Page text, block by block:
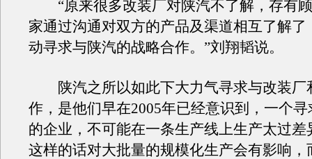
“原来很多改装厂对陕汽不了解，存有
家通过沟通对双方的产品及渠道相互了解了
动寻求与陕汽的战略合作。”刘翔韬说。
陕汽之所以如此下大力气寻求与改装厂
作，是他们早在2005年已经意识到，一个
的企业，不可能在一条生产线上生产太过差
这样的话对大批量的规模化生产会有影响，